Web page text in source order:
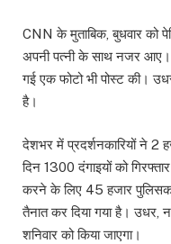
CNN के मुताबिक, बुधवार को
अपनी पत्नी के साथ नजर
गई एक फोटो भी पोस्ट की।
है।
देशभर में प्रदर्शनकारियों ने 2
दिन 1300 दंगाइयों को
करने के लिए 45 हजार
तैनात कर दिया गया है। उधर,
शनिवार को किया जाएगा।